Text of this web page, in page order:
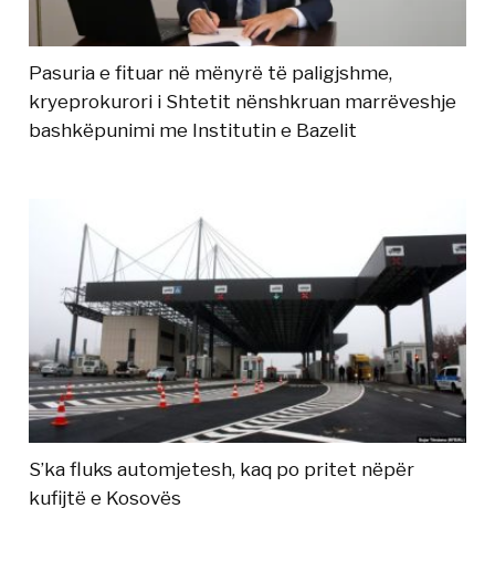
Pasuria e fituar në mënyrë të paligjshme,
kryeprokurori i Shtetit nënshkruan marrëveshje
bashkëpunimi me Institutin e Bazelit
S’ka fluks automjetesh, kaq po pritet nëpër
kufijtë e Kosovës